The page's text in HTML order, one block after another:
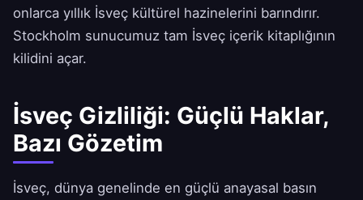
onlarca yıllık İsveç kültürel hazinelerini barındırır.
Stockholm sunucumuz tam İsveç içerik kitaplığının
kilidini açar.
İsveç Gizliliği: Güçlü Haklar,
Bazı Gözetim
İsveç, dünya genelinde en güçlü anayasal basın